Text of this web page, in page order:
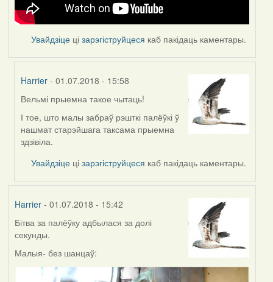
Увайдзіце цізарэгіструйцеся каб пакідаць каментары.
Harrier - 01.07.2018 - 15:58
In
reply
to
by
Вельмі прыемна такое чытаць!
І тое, што малы забраў рэшткі палёўкі ў
нашмат старэйшага таксама прыемна
здзівіла.
Увайдзіце цізарэгіструйцеся каб пакідаць каментары.
Harrier- 01.07.2018 - 15:42
Бітва за палёўку адбылася за долі
секунды.
Малыя- без шанцаў: